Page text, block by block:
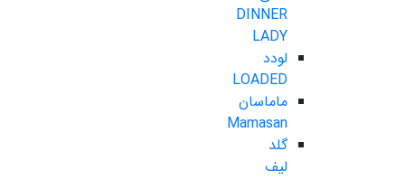
DINNER
LADY
لودد
LOADED
ماماسان
Mamasan
گلد
لیف